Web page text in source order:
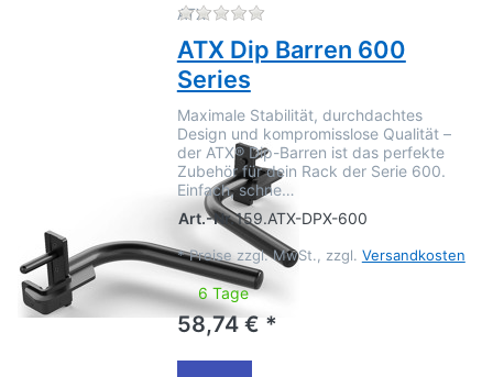
ATX Zu diesem Produkt liegen
ATX Dip Barren 600
Series
Maximale Stabilität, durchdachtes
Design und kompromisslose Qualität –
der ATX® Dip-Barren ist das perfekte
Zubehör für dein Rack der Serie 600.
Einfach, schne…
Art.-Nr.159.ATX-DPX-600
* Preise zzgl. MwSt., zzgl. Versandkosten
6 Tage
58,74 € *